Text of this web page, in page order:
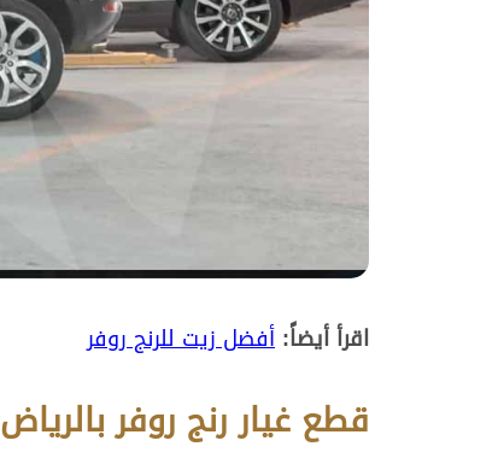
اقرأ أيضاً: أفضل زيت للرنج روفر
قطع غيار رنج روفر بالرياض